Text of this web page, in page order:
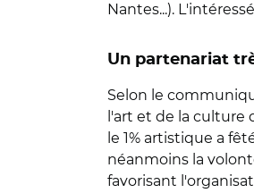
Nantes...).
Un partenariat
Selon le
l'art et de la culture
le 1% artistique a
néanmoins la
favorisant